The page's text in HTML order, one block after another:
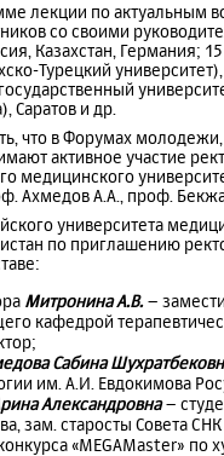
лекции по актуальным
со своими
Казахстан, Германия;
Турецкий
Саратов и др.
что в Форумах
активное участие
медицинского
Ахмедов А.А., проф.
университета
по приглашению
Митронина А.В.–
кафедрой
Сабина
им. А.И. Евдокимова
Александровна–
зам. старосты Совета
«MEGAMaster» по